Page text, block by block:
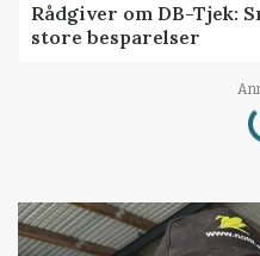
Rådgiver om DB-Tjek:
store besparelser